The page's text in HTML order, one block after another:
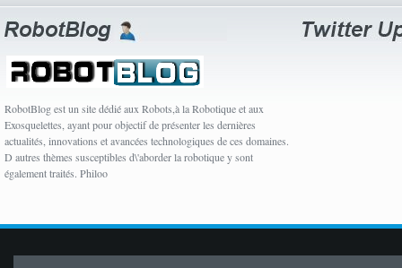
RobotBlog est un site dédié aux Robots,à la Robotique et aux
Exosquelettes, ayant pour objectif de présenter les dernières
actualités, innovations et avancées technologiques de ces domaines.
D autres thèmes susceptibles d\'aborder la robotique y sont
également traités. Philoo